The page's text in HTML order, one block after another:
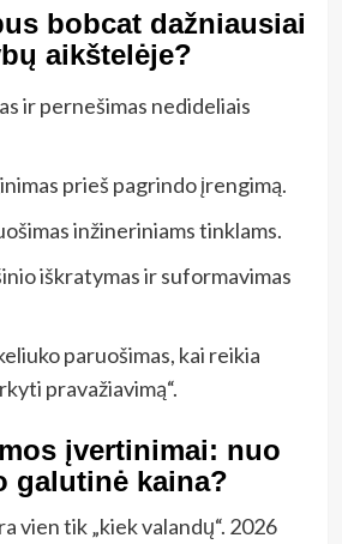
bobcat dažniausiai
aikštelėje?
ir pernešimas nedideliais
prieš pagrindo įrengimą.
inžineriniams tinklams.
iškratymas ir suformavimas
paruošimas, kai reikia
pravažiavimą“.
įvertinimai: nuo
galutinė kaina?
vien tik „kiek valandų“. 2026